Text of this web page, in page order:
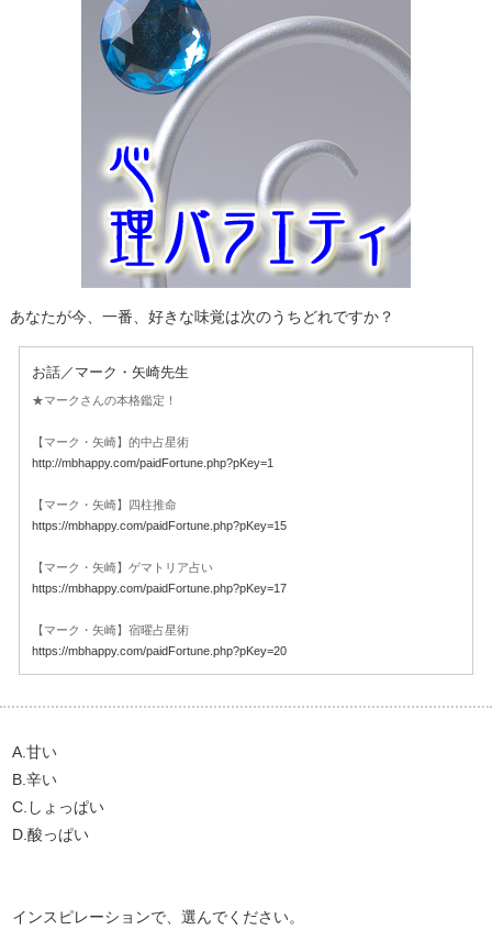
あなたが今、一番、好きな味覚は次のうちどれですか？
お話／マーク・矢崎先生
★マークさんの本格鑑定！
【マーク・矢崎】的中占星術
http://mbhappy.com/paidFortune.php?pKey=1
【マーク・矢崎】四柱推命
https://mbhappy.com/paidFortune.php?pKey=15
【マーク・矢崎】ゲマトリア占い
https://mbhappy.com/paidFortune.php?pKey=17
【マーク・矢崎】宿曜占星術
https://mbhappy.com/paidFortune.php?pKey=20
A.甘い
B.辛い
C.しょっぱい
D.酸っぱい
インスピレーションで、選んでください。